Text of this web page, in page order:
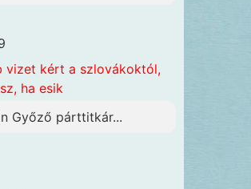
vizet kért a szlovákoktól,
ha esik
Győző párttitkár...